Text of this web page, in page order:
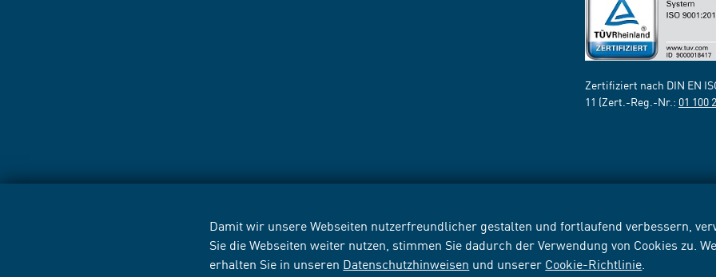
Damit wir unsere Webseiten nutzerfreundlicher gestalten und fortlaufend verbessern,
Sie die Webseiten weiter nutzen, stimmen Sie dadurch der Verwendung von Cookies zu.
erhalten Sie in unseren Datenschutzhinweisen und unserer Cookie-Richtlinie
Zertifiziert nach DIN EN
11 (Zert.-Reg.-Nr.: 01 100